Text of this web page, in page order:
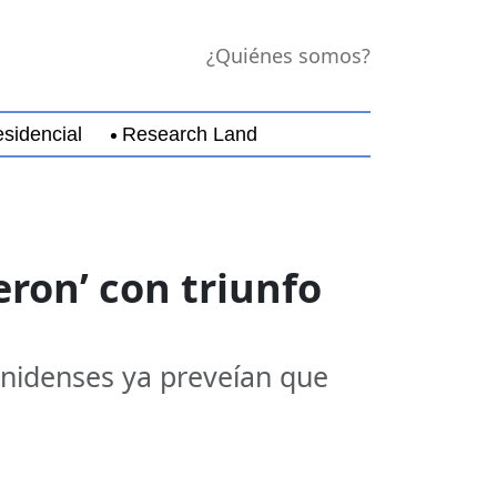
¿Quiénes somos?
Research Land
con triunfo
ya preveían que